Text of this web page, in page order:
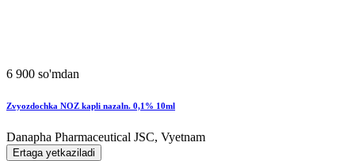
6 900 so'mdan
Zvyozdochka NOZ kapli nazaln. 0,1% 10ml
Danapha Pharmaceutical JSC, Vyetnam
Ertaga yetkaziladi